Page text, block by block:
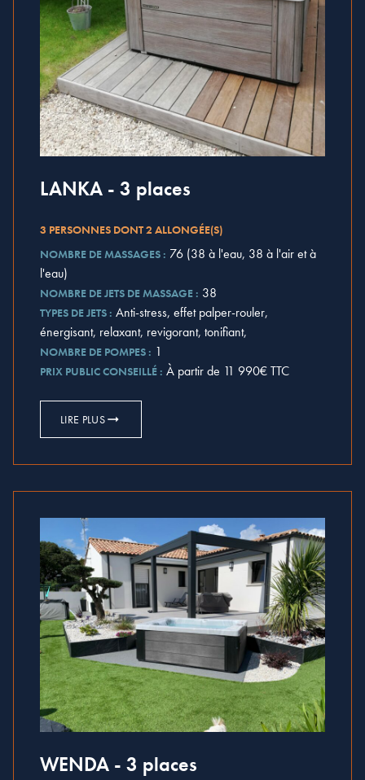
LANKA - 3 places
3 PERSONNES DONT 2 ALLONGÉE(S)
NOMBRE DE MASSAGES : 76 (38 à l'eau, 38 à l'air et à
l'eau)
NOMBRE DE JETS DE MASSAGE : 38
TYPES DE JETS : Anti-stress, effet palper-rouler,
énergisant, relaxant, revigorant, tonifiant,
NOMBRE DE POMPES : 1
PRIX PUBLIC CONSEILLÉ : À partir de 11 990€ TTC
LIRE PLUS
WENDA - 3 places